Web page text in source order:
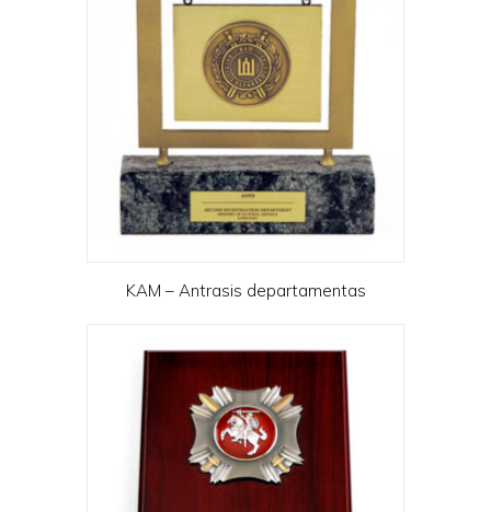
KAM – Antrasis departamentas